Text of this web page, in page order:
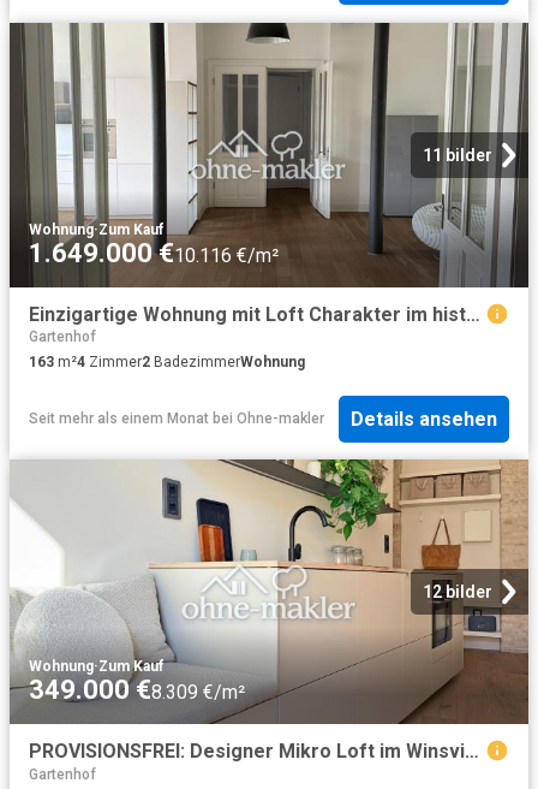
11 bilder
Wohnung·Zum Kauf
1.649.000 €10.116 €/m²
Einzigartige Wohnung mit Loft Charakter im historischen Gebäude
Gartenhof
163 m²4 Zimmer2 BadezimmerWohnung
Seit mehr als einem Monat bei Ohne-makler Details ansehen
12 bilder
Wohnung·Zum Kauf
349.000 €8.309 €/m²
PROVISIONSFREI: Designer Mikro Loft im Winsviertel Prenzlauer Berg saniert & bezugsfrei
Gartenhof